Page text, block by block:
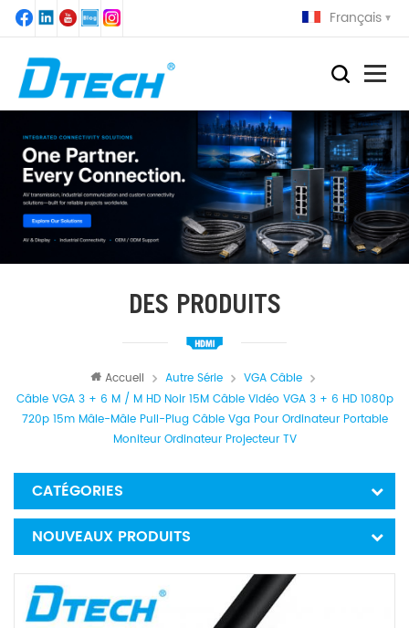
Français
DES PRODUITS
Accueil Autre Série
VGA Câble
Câble VGA 3 + 6 M / M HD Noir 15M Câble Vidéo VGA 3 + 6 HD 1080p
720p 15m Mâle-Mâle Pull-Plug Câble Vga Pour Ordinateur Portable
Moniteur Ordinateur Projecteur TV
CATÉGORIES
NOUVEAUX PRODUITS